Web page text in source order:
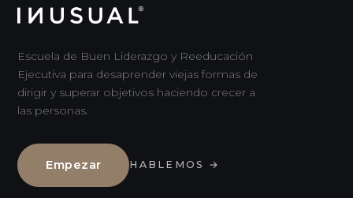
Escuela de Buen Liderazgo y Reeducación
Ejecutiva para desaprender viejas formas de
dirigir y superar objetivos haciendo crecer a
las personas.
Empezar HABLEMOS →